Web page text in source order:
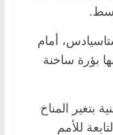
أمام
بؤرة ساخنة
بتغير المناخ
للأمم